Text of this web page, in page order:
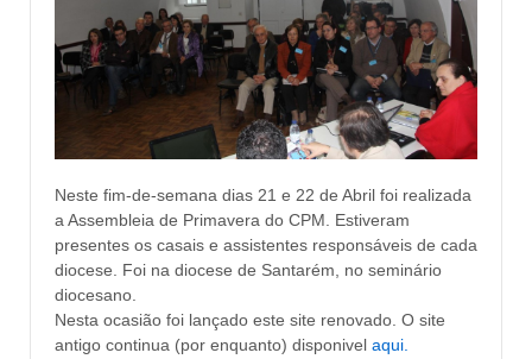
Neste fim-de-semana dias 21 e 22 de Abril foi realizada
a Assembleia de Primavera do CPM. Estiveram
presentes os casais e assistentes responsáveis de cada
diocese. Foi na diocese de Santarém, no seminário
diocesano.
Nesta ocasião foi lançado este site renovado. O site
antigo continua (por enquanto) disponivel aqui.